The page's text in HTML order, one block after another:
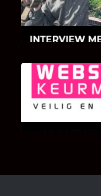
Hans Boerema
KLANT
We zijn er zeer op
als klant van